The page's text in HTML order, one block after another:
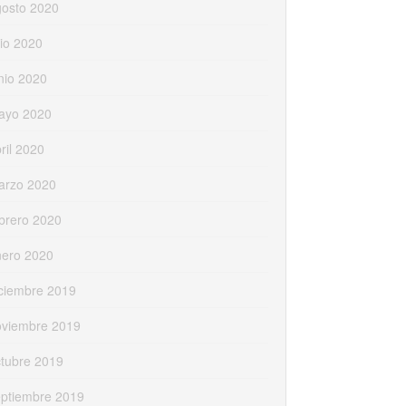
2020
2020
2020
2020
2020
2020
2020
2020
2019
2019
2019
2019